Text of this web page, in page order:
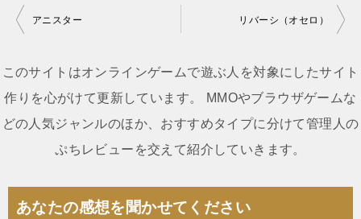
投
ナ
ビ
ゲ
シ
ョ
アニスター リバーシ（オセロ）
このサイトはオンラインゲームで遊ぶ人を対象にしたサイト
作りを心がけて更新しています。 MMOやブラウザゲームな
どの人気ジャンルのほか、おすすめタイプに分けて管理人の
ぷちレビューを交えて紹介していきます。
あなたの感想を聞かせてください